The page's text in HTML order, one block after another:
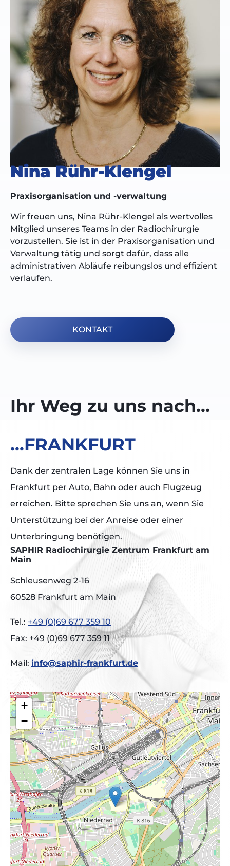
Nina Rühr-Klengel
Praxisorganisation und -verwaltung
Wir freuen uns, Nina Rühr-Klengel als wertvolles
Mitglied unseres Teams in der Radiochirurgie
vorzustellen. Sie ist in der Praxisorganisation und
Verwaltung tätig und sorgt dafür, dass alle
administrativen Abläufe reibungslos und effizient
verlaufen.
KONTAKT
Ihr Weg zu uns nach...
...FRANKFURT
Dank der zentralen Lage können Sie uns in
Frankfurt per Auto, Bahn oder auch Flugzeug
erreichen. Bitte sprechen Sie uns an, wenn Sie
Unterstützung bei der Anreise oder einer
Unterbringung benötigen.
SAPHIR Radiochirurgie Zentrum Frankfurt am
Main
Schleusenweg 2-16
60528 Frankfurt am Main
Tel.: +49 (0)69 677 359 10
Fax: +49 (0)69 677 359 11
Mail: info@saphir-frankfurt.de
+
−